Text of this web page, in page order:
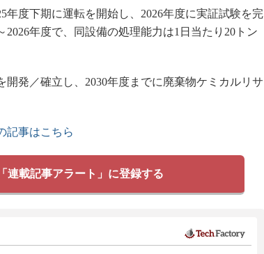
度下期に運転を開始し、2026年度に実証試験を完
2026年度で、同設備の処理能力は1日当たり20トン
発／確立し、2030年度までに廃棄物ケミカルリサ
記事はこちら
連載記事アラート」に登録する